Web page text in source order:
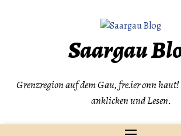
Saargau
Grenzregion auf dem Gau, fre.ier onn
anklicken und Lesen.